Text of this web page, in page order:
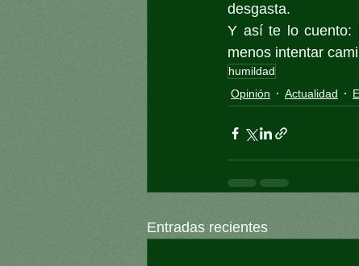
desgasta.
Y así te lo cuento:
menos intentar
humildad
Opinión
Actualidad
Entradas recientes